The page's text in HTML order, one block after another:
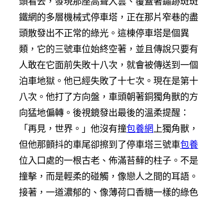
鐵網的多層機械式停車塔，正在那片窄巷的盡
頭散發出不正常的綠光。這棟停車塔是個異
類，它的三號車位始終空著，並且傳說只要有
人敢在它面前失敗十八次，就會被傳送到一個
泊車地獄。他已經失敗了十七次。現在是第十
八次。他打了方向盤，車頭朝著銅獨角獸的方
向猛地偏轉。後視鏡發出最後的溫柔提醒：
「再見，世界。」他沒有撞包養網上獨角獸，
但他那顫抖的車尾卻擦到了停車塔三號車包養
位入口處的一根古老、佈滿苔蘚的柱子。不是
撞擊，而是輕柔的碰觸，像戀人之間的耳語。
接著，一道濃郁的、像薄荷口香糖一樣的綠色